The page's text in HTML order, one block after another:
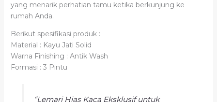
yang menarik perhatian tamu ketika berkunjung ke
rumah Anda.
Berikut spesifikasi produk :
Material : Kayu Jati Solid
Warna Finishing : Antik Wash
Formasi : 3 Pintu
“Lemari Hias Kaca Eksklusif untuk